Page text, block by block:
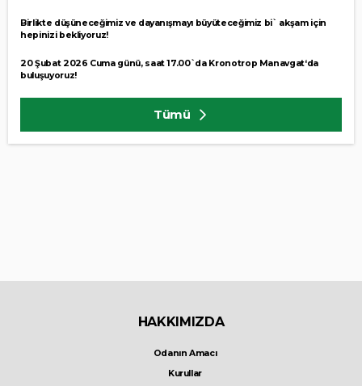
Birlikte düşüneceğimiz ve dayanışmayı büyüteceğimiz bi` akşam için
hepinizi bekliyoruz!
20 Şubat 2026 Cuma günü, saat 17.00`da Kronotrop Manavgat‘da
buluşuyoruz!
Tümü
HAKKIMIZDA
Odanın Amacı
Kurullar